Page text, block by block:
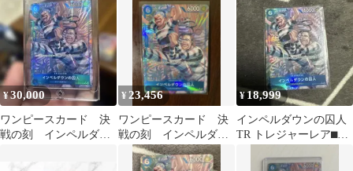
レジャーレア
ジャーレア
¥30,000
ワンピースカード 決
戦の刻 インペルダウ
¥ 23,456
ワンピースカード 決
戦の刻 インペルダウ
ンの囚人 トレジャー
レア
¥18,999
インペルダウンの囚人
TR トレジャーレア⬛︎決